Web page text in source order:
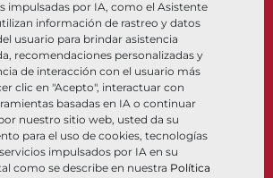
impulsadas por IA, como el Asistente
información de rastreo y datos
usuario para brindar asistencia
recomendaciones personalizadas y
de interacción con el usuario más
clic en "Acepto", interactuar con
basadas en IA o continuar
nuestro sitio web, usted da su
para el uso de cookies, tecnologías
impulsados por IA en su
como se describe en nuestra Política
Centro de información
Software
Selección de materiales
LinkedIn